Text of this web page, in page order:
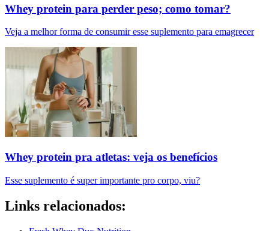
Whey protein para perder peso; como tomar?
Veja a melhor forma de consumir esse suplemento para emagrecer
Whey protein pra atletas: veja os benefícios
Esse suplemento é super importante pro corpo, viu?
Links relacionados: